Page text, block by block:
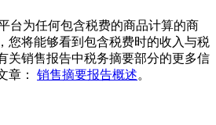
台为任何包含税费的商品计算的商
您将能够看到包含税费时的收入与税
关销售报告中税务摘要部分的更多信
章： 销售摘要报告概述。